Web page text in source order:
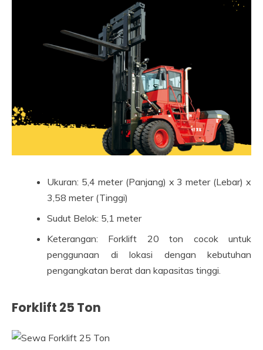
Ukuran: 5,4 meter (Panjang) x 3 meter (Lebar) x
3,58 meter (Tinggi)
Sudut Belok: 5,1 meter
Keterangan: Forklift 20 ton cocok untuk
penggunaan di lokasi dengan kebutuhan
pengangkatan berat dan kapasitas tinggi.
Forklift 25 Ton